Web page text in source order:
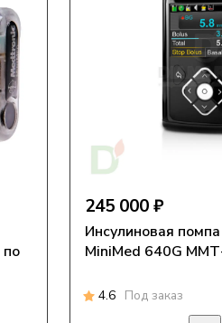
245 000 ₽
Инсулиновая
MiniMed 640G
4.6 Под заказ